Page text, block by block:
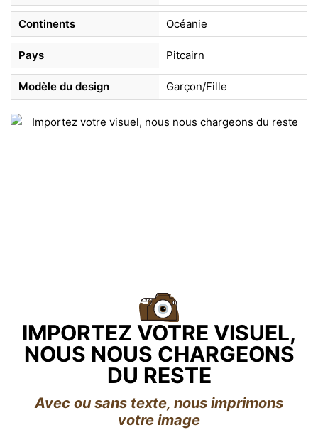
Continents Océanie
Pays Pitcairn
Modèle du design Garçon/Fille
IMPORTEZ VOTRE VISUEL,
NOUS NOUS CHARGEONS
DU RESTE
Avec ou sans texte, nous imprimons
votre image